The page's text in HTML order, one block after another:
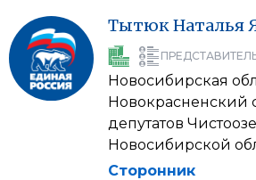
ТытюкНаталья
Новосибирская
Новокрасненский
депутатов
Новосибирской
Сторонник